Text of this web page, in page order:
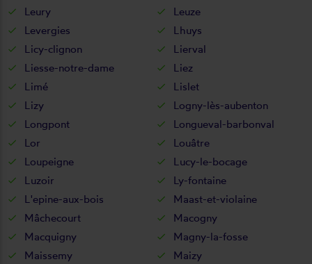
Leury
Leuze
Levergies
Lhuys
Licy-clignon
Lierval
Liesse-notre-dame
Liez
Limé
Lislet
Lizy
Logny-lès-aubenton
Longpont
Longueval-barbonval
Lor
Louâtre
Loupeigne
Lucy-le-bocage
Luzoir
Ly-fontaine
L'epine-aux-bois
Maast-et-violaine
Mâchecourt
Macogny
Macquigny
Magny-la-fosse
Maissemy
Maizy